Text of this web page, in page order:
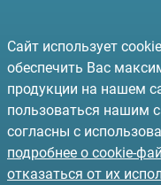
Сайт использует
обеспечить Вас
продукции на нашем
пользоваться нашим
согласны с
подробнее о cookie-
отказаться от их